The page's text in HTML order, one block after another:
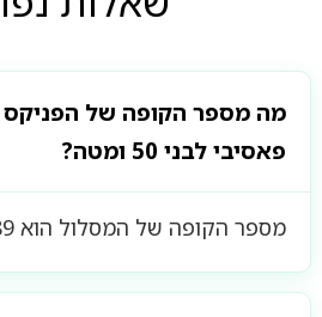
מה מספר הקופה של הפניקס
פאסיבי לבני 50 ומטה?
מספר הקופה של המסלול הוא 12089.